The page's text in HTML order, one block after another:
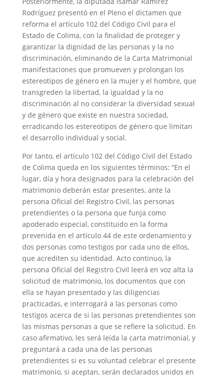
Rodríguez presentó en el Pleno el dictamen que
reforma el artículo 102 del Código Civil para el
Estado de Colima, con la finalidad de proteger y
garantizar la dignidad de las personas y la no
discriminación, eliminando de la Carta Matrimonial
manifestaciones que promueven y prolongan los
estereotipos de género en la mujer y el hombre, que
transgreden la libertad, la igualdad y la no
discriminación al no considerar la diversidad sexual
y de género que existe en nuestra sociedad,
erradicando los estereotipos de género que limitan
el desarrollo individual y social.
Por tanto, el artículo 102 del Código Civil del Estado
de Colima queda en los siguientes términos: “En el
lugar, día y hora designados para la celebración del
matrimonio deberán estar presentes, ante la
persona Oficial del Registro Civil, las personas
pretendientes o la persona que funja como
apoderado especial, constituido en la forma
prevenida en el artículo 44 de este ordenamiento y
dos personas como testigos por cada uno de ellos,
que acrediten su identidad. Acto continuo, la
persona Oficial del Registro Civil leerá en voz alta la
solicitud de matrimonio, los documentos que con
ella se hayan presentado y las diligencias
practicadas, e interrogará a las personas como
testigos acerca de si las personas pretendientes son
las mismas personas a que se refiere la solicitud. En
caso afirmativo, les será leída la carta matrimonial, y
preguntará a cada una de las personas
pretendientes si es su voluntad celebrar el presente
matrimonio, si aceptan, serán declarados unidos en